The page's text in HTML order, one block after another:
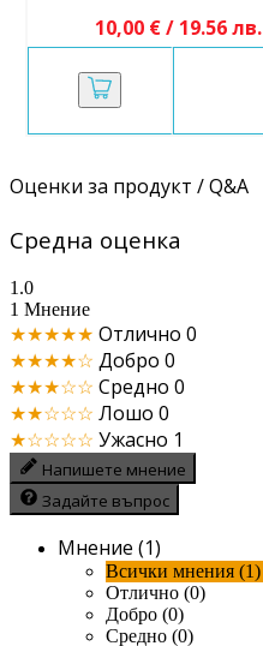
10,00 € / 19.56 лв.
Оценки за продукт / Q&A
Средна оценка
1.0
1 Мнение
★★★★★ Отлично 0
★★★★☆ Добро 0
★★★☆☆ Средно 0
★★☆☆☆ Лошо 0
★☆☆☆☆ Ужасно 1
Напишете мнение
Задайте въпрос
Мнение (1)
Всички мнения (1)
Отлично (0)
Добро (0)
Средно (0)